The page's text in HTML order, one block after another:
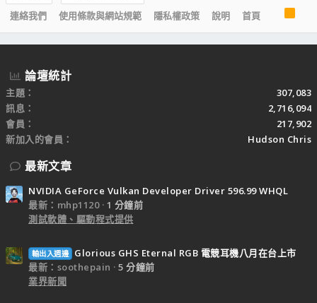
連絡我們
使用條款與網站規範 隱私權政策 說明 首頁
R
S
S
論壇統計
主題
307,083
訊息
2,716,094
會員
217,902
新加入的會員
Hudson Chris
最新文章
NVIDIA GeForce Vulkan Developer Driver 596.99 WHQL
最新：mhp1120
1 分鐘前
測試軟體、驅動程式提供
輸出入週邊
Glorious GHS Eternal RGB 電競耳機八月在台上市
最新：soothepain
5 分鐘前
業界新聞